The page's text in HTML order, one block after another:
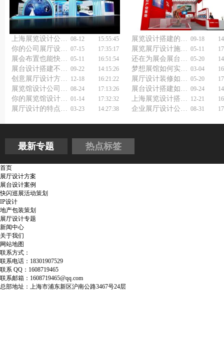
上海展览设计公司如何选择？ 08-12 15:55:45 展览设计搭建的注意事项 09-18
你的公司展厅设计制作能否吸引客户驻足？ 07-15 17:35:17 展览展厅设计施工方案怎样做到性价比超高？ 05-11
展会布置也能快又美？展台展览设计搭建服务公司为你揭晓答案！ 05-11 16:51:54 还在为展会展台设计搭建效果发愁？展览设计公司有绝招！ 05-20
展台设计搭建不能忽视的问题 09-22 14:15:26 梦想展馆如何实现？专业展馆展厅设计公司来揭秘！ 03-04
创意展厅设计方案：激发无限商业潜力 12-18 16:21:22 展厅设计装修如何助力企业腾飞？企业展厅设计施工公司有妙招！ 05-20
展览馆设计公司如何做好展馆展厅设计方案？ 08-24 17:13:26 展台设计搭建如何做好 09-24
你的展览馆设计策划方案能让观众笑着学知识？ 01-14 17:32:32 上海展览设计搭建公司：让您的品牌在展会上璀璨夺目 12-21
展厅设计的特点有哪些？ 03-23 14:27:38 企业展厅设计公司如何做好展厅展示设计？ 08-31
最新专题 热点标签
首页
展厅设计方案
展台设计案例
快闪巡展活动策划
IP设计
地产包装策划
展厅设计专题
新闻中心
关于我们
网站地图
联系方式：
联系电话：18301907529
联系 QQ：1608719465
联系邮箱：1608719465@qq.com
总部地址：上海市浦东新区沪南公路3467号24层